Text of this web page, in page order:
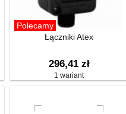
Polecamy
Łączniki Atex
296,41 zł
1 wariant